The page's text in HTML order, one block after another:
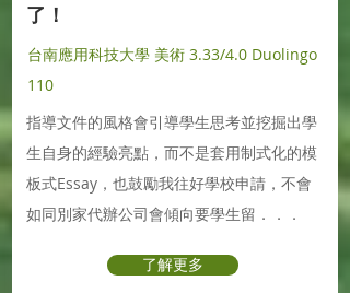
了！
台南應用科技大學 美術 3.33/4.0 Duolingo
110
指導文件的風格會引導學生思考並挖掘出學
生自身的經驗亮點，而不是套用制式化的模
板式Essay，也鼓勵我往好學校申請，不會
如同別家代辦公司會傾向要學生留．．．
了解更多